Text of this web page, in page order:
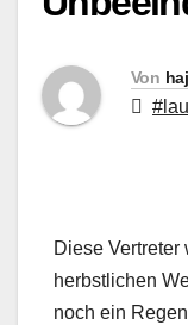
Von
Diese
herbstlichen
noch ein